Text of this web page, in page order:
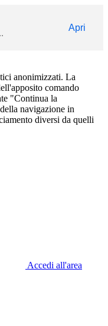
Apri
anonimizzati. La
comando
"Continua la
navigazione in
diversi da quelli
Accedi all'area